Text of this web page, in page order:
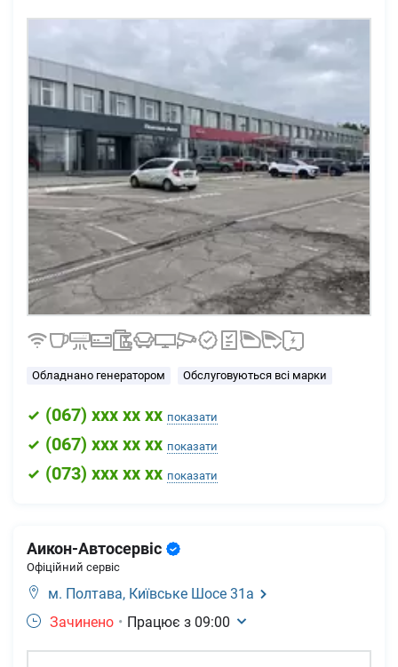
Обладнано генератором Обслуговуються всі марки
(067) xxx xx xx показати
(067) xxx xx xx показати
(073) xxx xx xx показати
Аикон-Автосервіс
Офіційний сервіс
м. Полтава, Київське Шосе 31а
Зачинено • Працює з 09:00